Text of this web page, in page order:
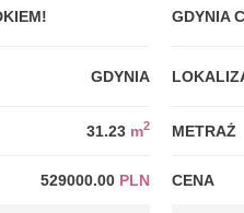
GDYNIA
31.23 m2
529000.00 PLN
GDYNIA
METRAŻ
CENA